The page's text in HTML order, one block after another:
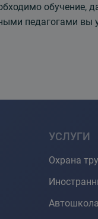
обучение,
педагогами вы
УСЛУГИ
Охрана
Автошкола